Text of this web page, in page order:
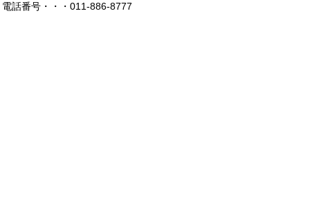
電話番号・・・011-886-8777